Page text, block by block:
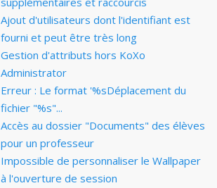
Ajout d'utilisateurs dont l'identifiant est
fourni et peut être très long
Gestion d'attributs hors KoXo
Administrator
Erreur : Le format '%sDéplacement du
fichier "%s"...
Accès au dossier "Documents" des élèves
pour un professeur
Impossible de personnaliser le Wallpaper
à l'ouverture de session